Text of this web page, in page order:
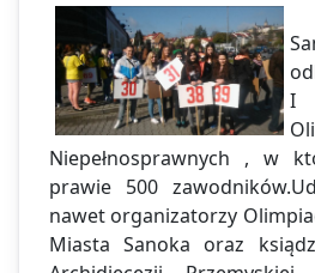
I
Niepełnosprawnych , w
prawie 500
nawet organizatorzy
Miasta Sanoka oraz